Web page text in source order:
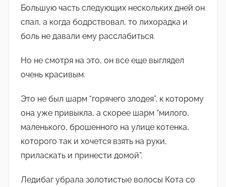
Большую часть следующих нескольких дней он
спал, а когда бодрствовал, то лихорадка и
боль не давали ему расслабиться.
Но не смотря на это, он все еще выглядел
очень красивым.
Это не был шарм “горячего злодея”, к которому
она уже привыкла, а скорее шарм “милого,
маленького, брошенного на улице котенка,
которого так и хочется взять на руки,
приласкать и принести домой”.
Ледибаг убрала золотистые волосы Кота со